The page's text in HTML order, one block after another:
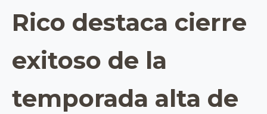
Rico destaca cierre
exitoso de la
temporada alta de